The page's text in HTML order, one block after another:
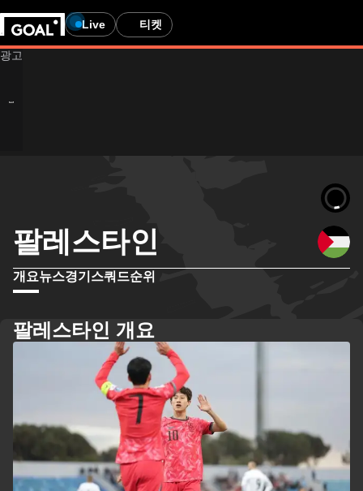
Live 티켓
팔레스타인
개요뉴스경기 스쿼드순위
팔레스타인 개요